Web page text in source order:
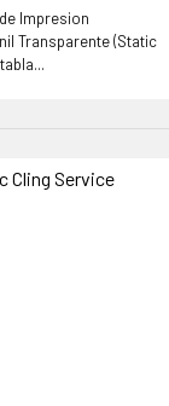
Impresion
Transparente (Static
Cling Service